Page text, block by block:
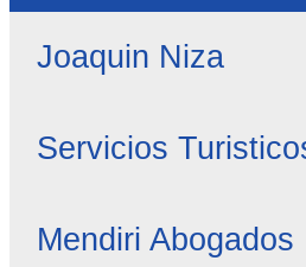
Joaquin Niza
Servicios
Mendiri Abogados